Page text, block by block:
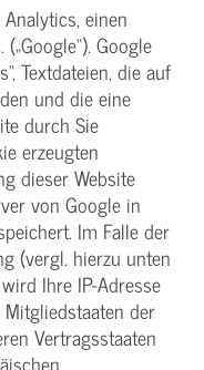
einen
Google
Textdateien, die auf
und die eine
durch Sie
erzeugten
dieser Website
von Google in
Im Falle der
(vergl. hierzu unten
Ihre IP-Adresse
der
Vertragsstaaten